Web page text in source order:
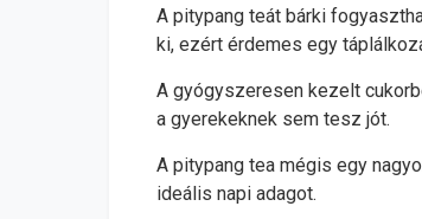
A pitypang teát bárki
ki, ezért érdemes egy
A gyógyszeresen kezelt
a gyerekeknek sem tesz jót.
A pitypang tea mégis egy
ideális napi adagot.